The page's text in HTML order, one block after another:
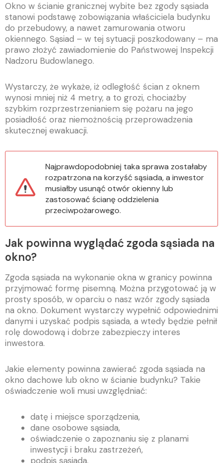
Okno w ścianie granicznej wybite bez zgody sąsiada
stanowi podstawę zobowiązania właściciela budynku
do przebudowy, a nawet zamurowania otworu
okiennego. Sąsiad – w tej sytuacji poszkodowany – ma
prawo złożyć zawiadomienie do Państwowej Inspekcji
Nadzoru Budowlanego.
Wystarczy, że wykaże, iż odległość ścian z oknem
wynosi mniej niż 4 metry, a to grozi, chociażby
szybkim rozprzestrzenianiem się pożaru na jego
posiadłość oraz niemożnością przeprowadzenia
skutecznej ewakuacji.
Najprawdopodobniej taka sprawa zostałaby
rozpatrzona na korzyść sąsiada, a inwestor
musiałby usunąć otwór okienny lub
zastosować ścianę oddzielenia
przeciwpożarowego.
Jak powinna wyglądać zgoda sąsiada na
okno?
Zgoda sąsiada na wykonanie okna w granicy powinna
przyjmować formę pisemną. Można przygotować ją w
prosty sposób, w oparciu o nasz wzór zgody sąsiada
na okno. Dokument wystarczy wypełnić odpowiednimi
danymi i uzyskać podpis sąsiada, a wtedy będzie pełnił
rolę dowodową i dobrze zabezpieczy interes
inwestora.
Jakie elementy powinna zawierać zgoda sąsiada na
okno dachowe lub okno w ścianie budynku? Takie
oświadczenie woli musi uwzględniać:
datę i miejsce sporządzenia,
dane osobowe sąsiada,
oświadczenie o zapoznaniu się z planami
inwestycji i braku zastrzeżeń,
podpis sąsiada.